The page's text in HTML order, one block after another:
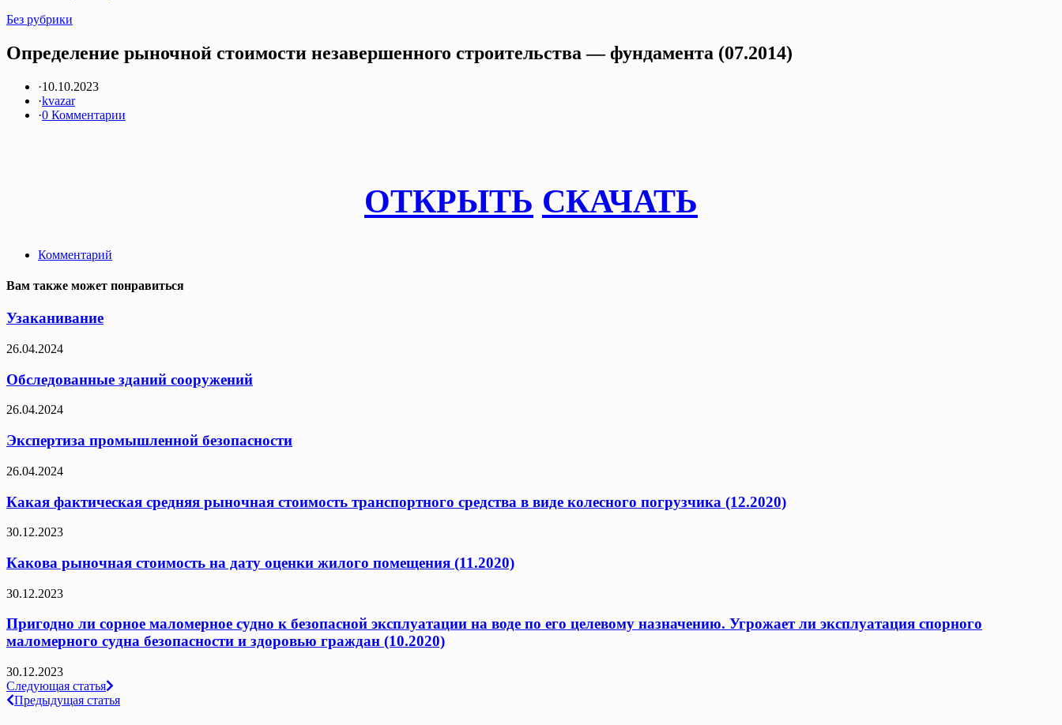
Без рубрики
Определение рыночной стоимости незавершенного строительства — фундамента (07.2014)
·10.10.2023
·kvazar
·0 Комментарии
ОТКРЫТЬ СКАЧАТЬ
Комментарий
Вам также может понравиться
Узаканивание
26.04.2024
Обследованные зданий сооружений
26.04.2024
Экспертиза промышленной безопасности
26.04.2024
Какая фактическая средняя рыночная стоимость транспортного средства в виде колесного погрузчика (12.2020)
30.12.2023
Какова рыночная стоимость на дату оценки жилого помещения (11.2020)
30.12.2023
Пригодно ли сорное маломерное судно к безопасной эксплуатации на воде по его целевому назначению. Угрожает ли эксплуатация спорного
маломерного судна безопасности и здоровью граждан (10.2020)
30.12.2023
Навигация
по
Следующая статья
Предыдущая статья